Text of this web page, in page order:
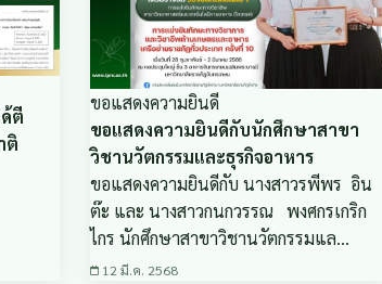
ตี
ติ
ขอแสดงความยินดี
ขอแสดงความยินดีกับนักศึกษาสาขา
วิชานวัตกรรมและธุรกิจอาหาร
ขอแสดงความยินดีกับ นางสาวรพีพร อิน
ต๊ะ และ นางสาวกนกวรรณ พงศกรเกริก
ไกร นักศึกษาสาขาวิชานวัตกรรมแล…
12 มี.ค. 2568